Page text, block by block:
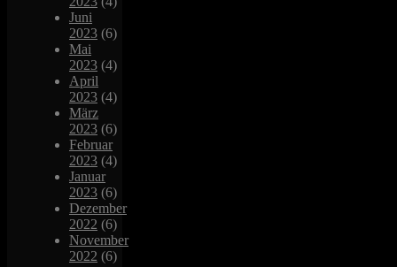
Juni
2023 (6)
Mai
2023 (4)
April
2023 (4)
März
2023 (6)
Februar
2023 (4)
Januar
2023 (6)
Dezember
2022 (6)
November
2022 (6)